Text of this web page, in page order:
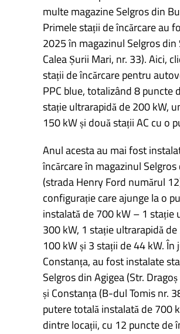
multe magazine Selgros din
Primele stații de încărcare au
2025 în magazinul Selgros din
Calea Șurii Mari, nr. 33). Aici,
stații de încărcare pentru
PPC blue, totalizând 8 puncte
stație ultrarapidă de 200 kW,
150 kW și două stații AC cu o
Anul acesta au mai fost
încărcare în magazinul
(strada Henry Ford numărul
configurație care ajunge la o
instalată de 700 kW – 1 stație
300 kW, 1 stație ultrarapidă
100 kW și 3 stații de 44 kW. În
Constanța, au fost instalate
Selgros din Agigea (Str.
și Constanța (B-dul Tomis nr.
putere totală instalată de 700
dintre locații, cu 12 puncte de